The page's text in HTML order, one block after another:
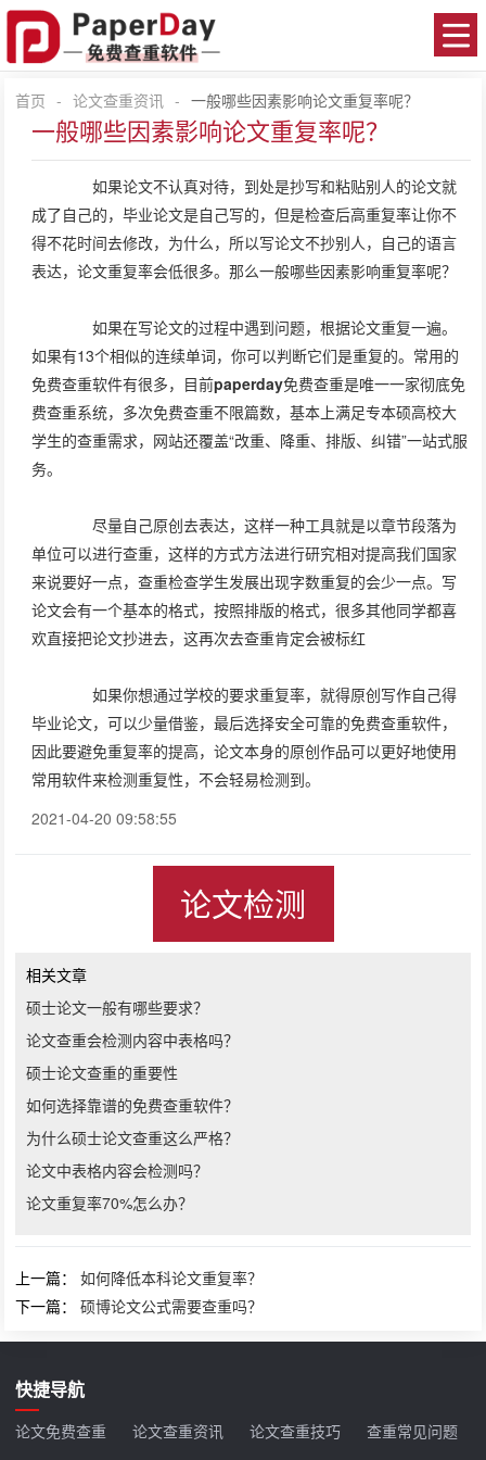
首页 - 论文查重资讯 - 一般哪些因素影响论文重复率呢？
一般哪些因素影响论文重复率呢？
如果论文不认真对待，到处是抄写和粘贴别人的论文就
成了自己的，毕业论文是自己写的，但是检查后高重复率让你不
得不花时间去修改，为什么，所以写论文不抄别人，自己的语言
表达，论文重复率会低很多。那么一般哪些因素影响重复率呢？
如果在写论文的过程中遇到问题，根据论文重复一遍。
如果有13个相似的连续单词，你可以判断它们是重复的。常用的
免费查重软件有很多，目前paperday免费查重是唯一一家彻底免
费查重系统，多次免费查重不限篇数，基本上满足专本硕高校大
学生的查重需求，网站还覆盖“改重、降重、排版、纠错”一站式服
务。
尽量自己原创去表达，这样一种工具就是以章节段落为
单位可以进行查重，这样的方式方法进行研究相对提高我们国家
来说要好一点，查重检查学生发展出现字数重复的会少一点。写
论文会有一个基本的格式，按照排版的格式，很多其他同学都喜
欢直接把论文抄进去，这再次去查重肯定会被标红
如果你想通过学校的要求重复率，就得原创写作自己得
毕业论文，可以少量借鉴，最后选择安全可靠的免费查重软件，
因此要避免重复率的提高，论文本身的原创作品可以更好地使用
常用软件来检测重复性，不会轻易检测到。
2021-04-20 09:58:55
论文检测
相关文章
硕士论文一般有哪些要求？
论文查重会检测内容中表格吗？
硕士论文查重的重要性
如何选择靠谱的免费查重软件？
为什么硕士论文查重这么严格？
论文中表格内容会检测吗？
论文重复率70%怎么办？
上一篇：如何降低本科论文重复率？
下一篇：硕博论文公式需要查重吗？
快捷导航
论文免费查重 论文查重资讯 论文查重技巧 查重常见问题